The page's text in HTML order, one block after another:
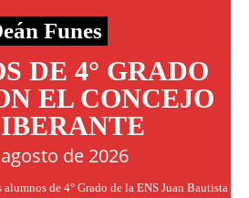
Funes
DE 4° GRADO
EL CONCEJO
de 2026
de 4° Grado de la ENS Juan Bautista